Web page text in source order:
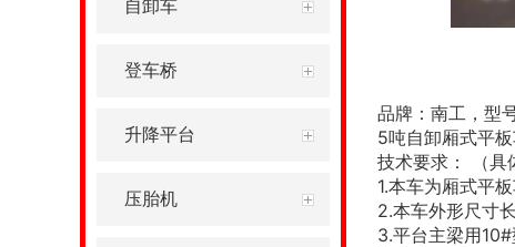
自卸车
登车桥
升降平台
压胎机
品牌：南工，型
5吨自卸厢式平
技术要求：
（
1.本车为厢式平
2.本车外形尺寸
3.平台主梁用10#